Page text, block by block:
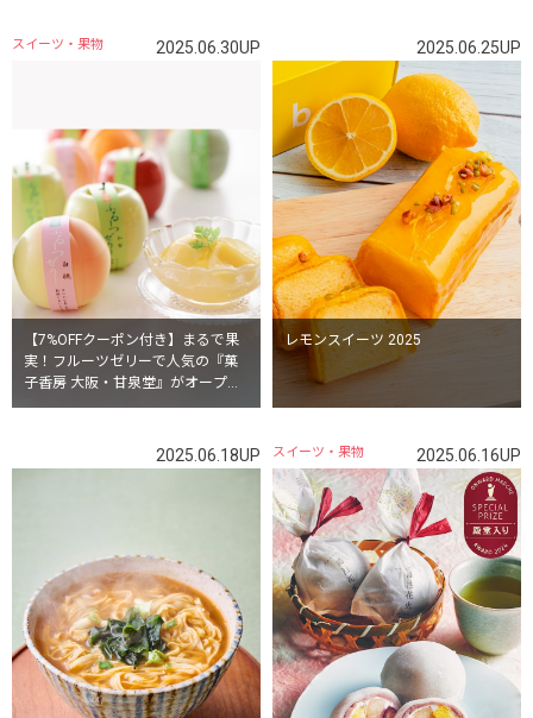
【7%OFFクーポン付き】まるで果
実！フルーツゼリーで人気の『菓
子香房 大阪・甘泉堂』がオープ
ン！
スイーツ・果物 2025.06.30UP
レモンスイーツ 2025
2025.06.25UP
2025.06.18UP スイーツ・果物 2025.06.16UP